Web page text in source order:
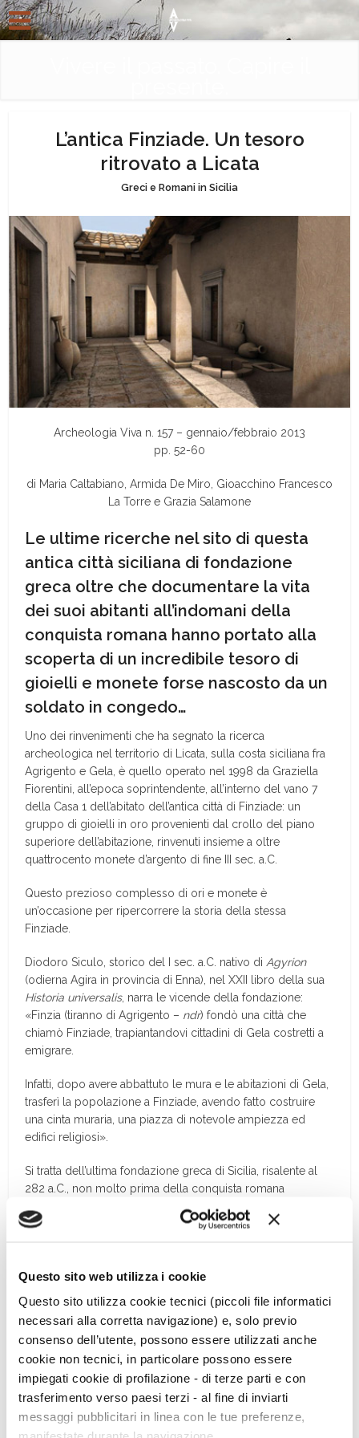
Questo sito web utilizza i cookie
Questo sito utilizza cookie tecnici (piccoli file informatici
necessari alla corretta navigazione) e, solo previo
consenso dell’utente, possono essere utilizzati anche
cookie non tecnici, in particolare possono essere
impiegati cookie di profilazione - di terze parti e con
trasferimento verso paesi terzi - al fine di inviarti
messaggi pubblicitari in linea con le tue preferenze,
L’antica Finziade. Un tesoro
ritrovato a Licata
Greci e Romani in Sicilia
Archeologia Viva n. 157 – gennaio/febbraio 2013
pp. 52-60
di Maria Caltabiano, Armida De Miro, Gioacchino Francesco
La Torre e Grazia Salamone
Le ultime ricerche nel sito di questa
antica città siciliana di fondazione
greca oltre che documentare la vita
dei suoi abitanti all’indomani della
conquista romana hanno portato alla
scoperta di un incredibile tesoro di
gioielli e monete forse nascosto da un
soldato in congedo…
Uno dei rinvenimenti che ha segnato la ricerca
archeologica nel territorio di Licata, sulla costa siciliana fra
Agrigento e Gela, è quello operato nel 1998 da Graziella
Fiorentini, all’epoca soprintendente, all’interno del vano 7
della Casa 1 dell’abitato dell’antica città di Finziade: un
gruppo di gioielli in oro provenienti dal crollo del piano
superiore dell’abitazione, rinvenuti insieme a oltre
quattrocento monete d’argento di fine III sec. a.C.
Questo prezioso complesso di ori e monete è
un’occasione per ripercorrere la storia della stessa
Finziade.
Diodoro Siculo, storico del I sec. a.C. nativo diAgyrion
(odierna Agira in provincia di Enna), nel XXII libro della sua
Historia universalis, narra le vicende della fondazione:
«Finzia (tiranno di Agrigento – ndr) fondò una città che
chiamò Finziade, trapiantandovi cittadini di Gela costretti a
emigrare.
Infatti, dopo avere abbattuto le mura e le abitazioni di Gela,
trasferì la popolazione a Finziade, avendo fatto costruire
una cinta muraria, una piazza di notevole ampiezza ed
edifici religiosi».
Si tratta dell’ultima fondazione greca di Sicilia, risalente al
282 a.C., non molto prima della conquista romana
dell’Isola, definitivamente sancita dalla presa di Siracusa nel
211 a.C.
polemica sulla sua identificazione sul terreno, risolta già
ubicata sul Monte Sant’Angelo, un’altura modesta (134
metri), che però domina la foce del Salso (l’antico Himera
meridionale) e tutta la piana circostante.
Per molti secoli gli unici, casuali rinvenimenti erano
consistiti in materiali isolati, monete e soprattutto una lunga
iscrizione trovata nel 1660: un decreto di età romana,
databile tra II e I sec. a.C., relativo al locale ginnasio, redatto